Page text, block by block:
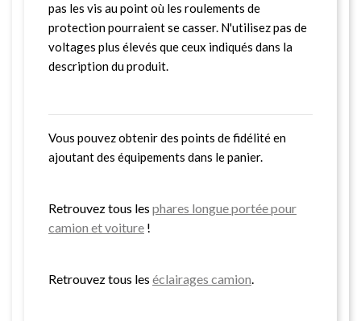
pas les vis au point où les roulements de
protection pourraient se casser. N'utilisez pas de
voltages plus élevés que ceux indiqués dans la
description du produit.
Vous pouvez obtenir des points de fidélité en
ajoutant des équipements dans le panier.
Retrouvez tous les phares longue portée pour
camion et voiture !
Retrouvez tous les éclairages camion.